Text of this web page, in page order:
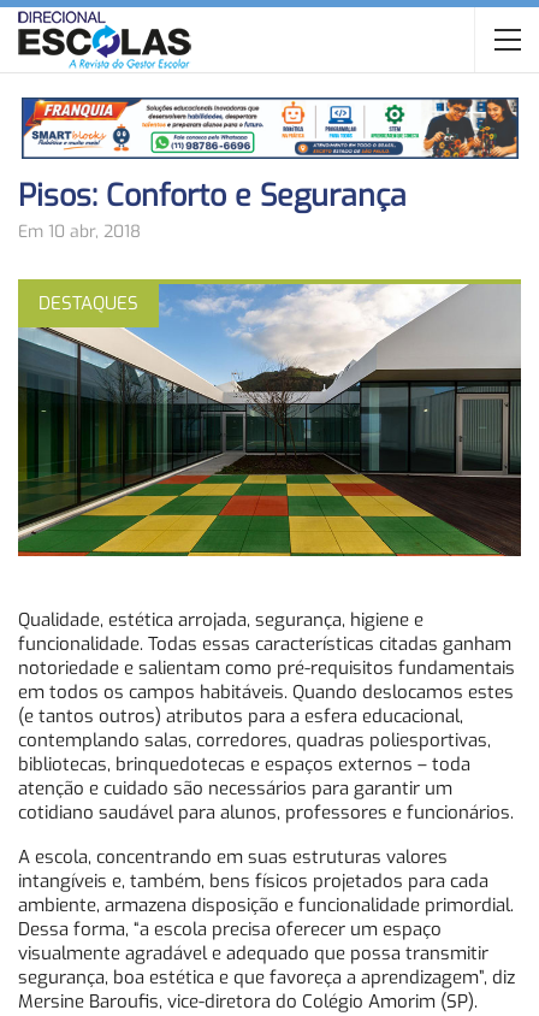
Pisos: Conforto e Segurança
Em 10 abr, 2018
DESTAQUES
Qualidade, estética arrojada, segurança, higiene e
funcionalidade. Todas essas características citadas ganham
notoriedade e salientam como pré-requisitos fundamentais
em todos os campos habitáveis. Quando deslocamos estes
(e tantos outros) atributos para a esfera educacional,
contemplando salas, corredores, quadras poliesportivas,
bibliotecas, brinquedotecas e espaços externos – toda
atenção e cuidado são necessários para garantir um
cotidiano saudável para alunos, professores e funcionários.
A escola, concentrando em suas estruturas valores
intangíveis e, também, bens físicos projetados para cada
ambiente, armazena disposição e funcionalidade primordial.
Dessa forma, “a escola precisa oferecer um espaço
visualmente agradável e adequado que possa transmitir
segurança, boa estética e que favoreça a aprendizagem”, diz
Mersine Baroufis, vice-diretora do Colégio Amorim (SP).